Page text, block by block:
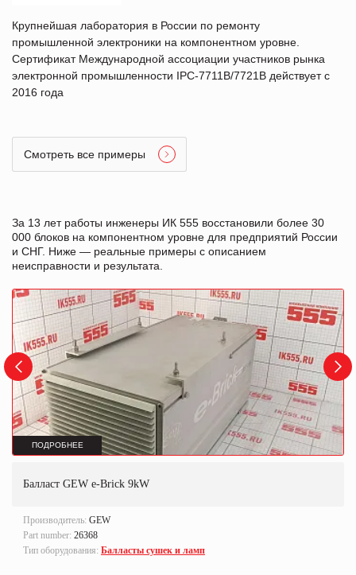
Крупнейшая лаборатория в России по ремонту
промышленной электроники на компонентном уровне.
Сертификат Международной ассоциации участников рынка
электронной промышленности IPC-7711B/7721B действует с
2016 года
Смотреть все примеры
За 13 лет работы инженеры ИК 555 восстановили более 30
000 блоков на компонентном уровне для предприятий России
и СНГ. Ниже — реальные примеры с описанием
неисправности и результата.
ПОДРОБНЕЕ
Балласт GEW e-Brick 9kW
Производитель: GEW
Part number: 26368
Тип оборудования: Балласты сушек и ламп